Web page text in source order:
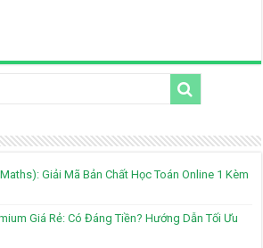
Giải Mã Bản Chất Học Toán Online 1 Kèm
Giá Rẻ: Có Đáng Tiền? Hướng Dẫn Tối Ưu